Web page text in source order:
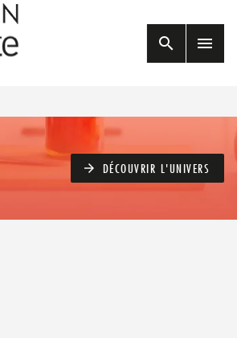
search menu
arrow_forward DÉCOUVRIR L'UNIVERS